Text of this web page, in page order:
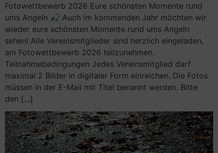
Fotowettbewerb 2026 Eure schönsten Momente rund
ums Angeln 🎣 Auch im kommenden Jahr möchten wir
wieder eure schönsten Momente rund ums Angeln
sehen! Alle Vereinsmitglieder sind herzlich eingeladen,
am Fotowettbewerb 2026 teilzunehmen.
Teilnahmebedingungen Jedes Vereinsmitglied darf
maximal 2 Bilder in digitaler Form einreichen. Die Fotos
müssen in der E-Mail mit Titel benannt werden. Bitte
den […]